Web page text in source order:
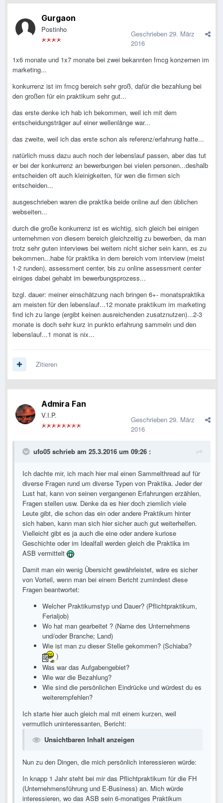
Gurgaon
Postinho Geschrieben 29. März
2016
1x6 monate und 1x7 monate bei zwei bekannten fmcg konzernen im
marketing...
konkurrenz ist im fmcg bereich sehr groß, dafür die bezahlung bei
den großen für ein praktikum sehr gut...
das erste denke ich hab ich bekommen, weil ich mit dem
entscheidungsträger auf einer wellenlänge war...
das zweite, weil ich das erste schon als referenz/erfahrung hatte...
natürlich muss dazu auch noch der lebenslauf passen, aber das tut
er bei der konkurrenz an bewerbungen bei vielen personen...deshalb
entscheiden oft auch kleinigkeiten, für wen die firmen sich
entscheiden...
ausgeschrieben waren die praktika beide online auf den üblichen
webseiten...
durch die große konkurrenz ist es wichtig, sich gleich bei einigen
unternehmen von diesem bereich gleichzeitig zu bewerben, da man
trotz sehr guten interviews bei weitem nicht sicher sein kann, es zu
bekommen...habe für praktika in dem bereich vom interview (meist
1-2 runden), assessment center, bis zu online assessment center
einiges dabei gehabt im bewerbungsprozess...
bzgl. dauer: meiner einschätzung nach bringen 6+- monatspraktika
am meisten für den lebenslauf...12 monate praktikum im marketing
find ich zu lange (ergibt keinen ausreichenden zusatznutzen)...2-3
monate is doch sehr kurz in punkto erfahrung sammeln und den
lebenslauf...1 monat is nix...
Zitieren
Admira Fan
V.I.P. Geschrieben 29. März
2016
ufo05 schrieb am 25.3.2016 um 09:26 :
Ich dachte mir, ich mach hier mal einen Sammelthread auf für
diverse Fragen rund um diverse Typen von Praktika. Jeder der
Lust hat, kann von seinen vergangenen Erfahrungen erzählen,
Fragen stellen usw. Denke da es hier doch ziemlich viele
Leute gibt, die schon das ein oder andere Praktikum hinter
sich haben, kann man sich hier sicher auch gut weiterhelfen.
Vielleicht gibt es ja auch die eine oder andere kuriose
Geschichte oder im Idealfall werden gleich die Praktika im
ASB vermittelt
Damit man ein wenig Übersicht gewährleistet, wäre es sicher
von Vorteil, wenn man bei einem Bericht zumindest diese
Fragen beantwortet:
Welcher Praktikumstyp und Dauer? (Pflichtpraktikum,
Ferialjob)
Wo hat man gearbeitet ? (Name des Unternehmens
und/oder Branche; Land)
Wie ist man zu dieser Stelle gekommen? (Schiaba?
)
Was war das Aufgabengebiet?
Wie war die Bezahlung?
Wie sind die persönlichen Eindrücke und würdest du es
weiterempfehlen?
Ich starte hier auch gleich mal mit einem kurzen, weil
vermutlich uninteressanten, Bericht:
Unsichtbaren Inhalt anzeigen
Nun zu den Dingen, die mich persönlich interessieren würde:
In knapp 1 Jahr steht bei mir das Pflichtpraktikum für die FH
(Unternehmensführung und E-Business) an. Mich würde
interessieren, wo das ASB sein 6-monatiges Praktikum